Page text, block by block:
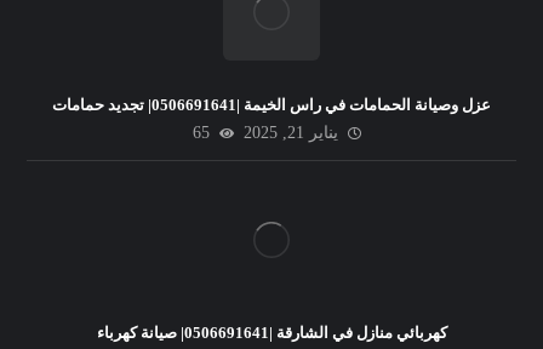
عزل وصيانة الحمامات في راس الخيمة |0506691641| تجديد حمامات
يناير 21, 2025
65
كهربائي منازل في الشارقة |0506691641| صيانة كهرباء